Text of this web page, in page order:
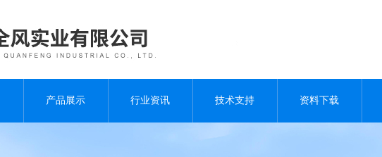
产品展示 行业资讯 技术支持 资料下载